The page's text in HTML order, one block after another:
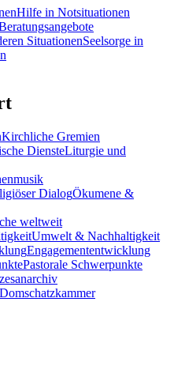
Hilfe in Notsituationen
Seelsorge in
Kirchliche Gremien
Liturgie und
Ökumene &
weltweit
Umwelt & Nachhaltigkeit
Engagemententwicklung
Pastorale Schwerpunkte
Domschatzkammer